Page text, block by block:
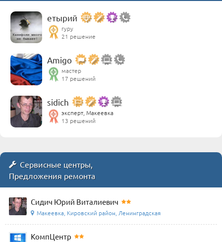
етырий
гуру
21 решение
Amigo
мастер
17 решений
sidich
эксперт, Макеевка
13 решений
Сервисные центры,
Предложения ремонта
Сидич Юрий Виталиевич
Макеевка, Кировский район, Ленинградская
КомпЦентр